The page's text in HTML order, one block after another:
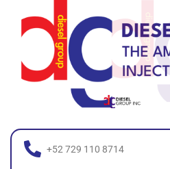
+52 729 110 8714